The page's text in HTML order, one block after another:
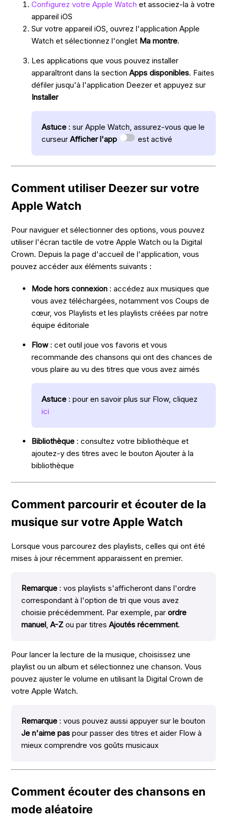
Configurez votre Apple Watch et associez-la à votre
appareil iOS
Sur votre appareil iOS, ouvrez l'application Apple
Watch et sélectionnez l'onglet Ma montre.
Les applications que vous pouvez installer
apparaîtront dans la sectionApps disponibles. Faites
défiler jusqu'à l'application Deezer et appuyez sur
Installer
Astuce : sur Apple Watch, assurez-vous que le
curseurAfficher l'app est activé
Comment utiliser Deezer sur votre
Apple Watch
Pour naviguer et sélectionner des options, vous pouvez
utiliser l'écran tactile de votre Apple Watch ou la Digital
Crown. Depuis la page d'accueil de l'application, vous
pouvez accéder aux éléments suivants :
Mode hors connexion : accédez aux musiques que
vous avez téléchargées, notamment vos Coups de
cœur, vos Playlists et les playlists créées par notre
équipe éditoriale
Flow: cet outil joue vos favoris et vous
recommande des chansons qui ont des chances de
vous plaire au vu des titres que vous avez aimés
Astuce : pour en savoir plus sur Flow, cliquez
ici
Bibliothèque : consultez votre bibliothèque et
ajoutez-y des titres avec le bouton Ajouter à la
bibliothèque
Comment parcourir et écouter de la
musique sur votre Apple Watch
Lorsque vous parcourez des playlists, celles qui ont été
mises à jour récemment apparaissent en premier.
Remarque : vos playlists s'afficheront dans l'ordre
correspondant à l'option de tri que vous avez
choisie précédemment. Par exemple, parordre
manuel,A-Z ou par titresAjoutés récemment.
Pour lancer la lecture de la musique, choisissez une
playlist ou un album et sélectionnez une chanson. Vous
pouvez ajuster le volume en utilisant la Digital Crown de
votre Apple Watch.
Remarque : vous pouvez aussi appuyer sur le bouton
Je n'aime pas pour passer des titres et aider Flow à
mieux comprendre vos goûts musicaux
Comment écouter des chansons en
mode aléatoire